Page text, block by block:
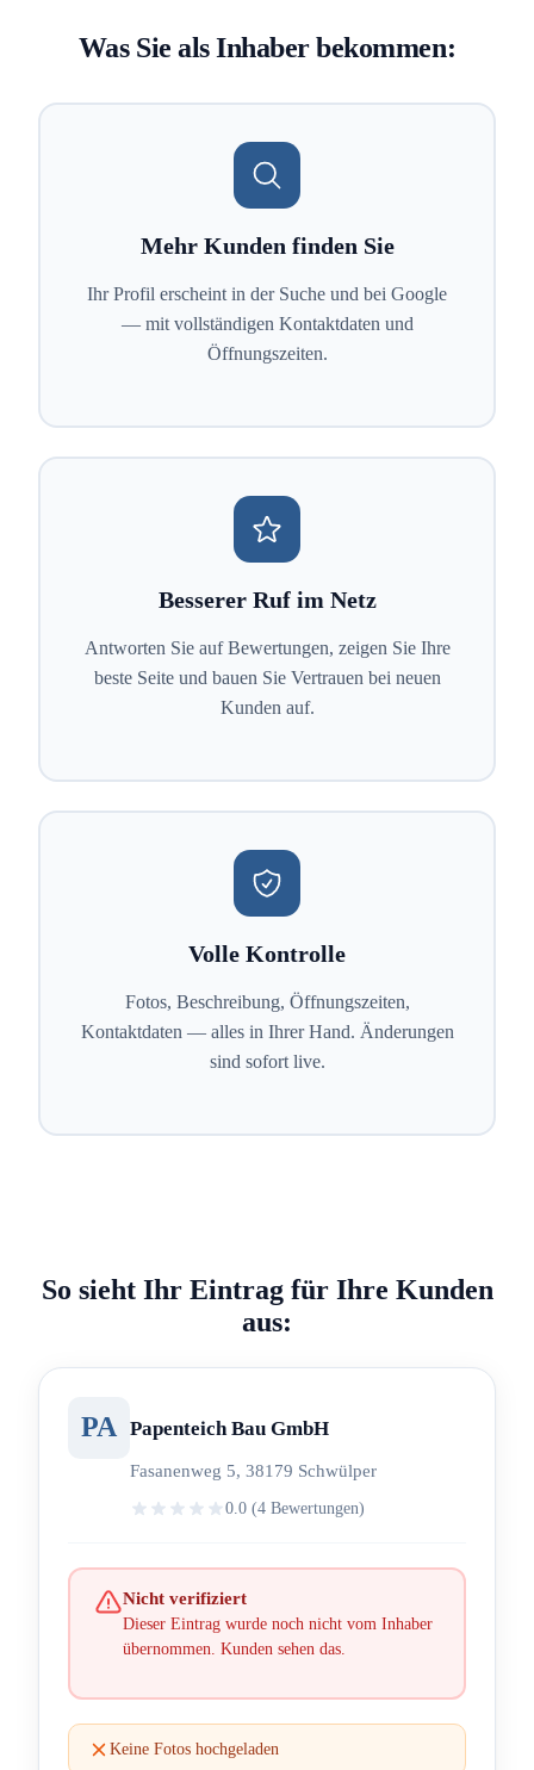
Was Sie als Inhaber bekommen:
Mehr Kunden finden Sie
Ihr Profil erscheint in der Suche und bei Google
— mit vollständigen Kontaktdaten und
Öffnungszeiten.
Besserer Ruf im Netz
Antworten Sie auf Bewertungen, zeigen Sie Ihre
beste Seite und bauen Sie Vertrauen bei neuen
Kunden auf.
Volle Kontrolle
Fotos, Beschreibung, Öffnungszeiten,
Kontaktdaten — alles in Ihrer Hand. Änderungen
sind sofort live.
So sieht Ihr Eintrag für Ihre Kunden
aus:
PA Papenteich Bau GmbH
Fasanenweg 5, 38179 Schwülper
0.0 (4 Bewertungen)
Nicht verifiziert
Dieser Eintrag wurde noch nicht vom Inhaber
übernommen. Kunden sehen das.
Keine Fotos hochgeladen